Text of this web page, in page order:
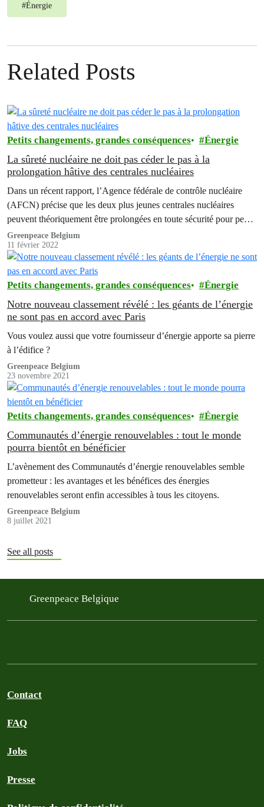
#Énergie
Related Posts
Petits changements, grandes conséquences Énergie
La sûreté nucléaire ne doit pas céder le pas à la
prolongation hâtive des centrales nucléaires
Dans un récent rapport, l’Agence fédérale de contrôle nucléaire
(AFCN) précise que les deux plus jeunes centrales nucléaires
peuvent théoriquement être prolongées en toute sécurité pour peu
que nous trouvions une solution à l'article 30 et que tous les acteurs
se jettent à l'eau ensemble.
Greenpeace Belgium
11 février 2022
Petits changements, grandes conséquences Énergie
Notre nouveau classement révélé : les géants de l’énergie
ne sont pas en accord avec Paris
Vous voulez aussi que votre fournisseur d’énergie apporte sa pierre
à l’édifice ?
Greenpeace Belgium
23 novembre 2021
Petits changements, grandes conséquences Énergie
Communautés d’énergie renouvelables : tout le monde
pourra bientôt en bénéficier
L’avènement des Communautés d’énergie renouvelables semble
prometteur : les avantages et les bénéfices des énergies
renouvelables seront enfin accessibles à tous les citoyens.
Greenpeace Belgium
8 juillet 2021
See all posts
Greenpeace Belgique
Contact
FAQ
Jobs
Presse